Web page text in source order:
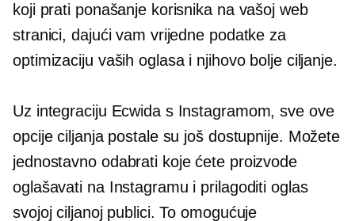
koji prati ponašanje korisnika na vašoj web
stranici, dajući vam vrijedne podatke za
optimizaciju vaših oglasa i njihovo bolje ciljanje.
Uz integraciju Ecwida s Instagramom, sve ove
opcije ciljanja postale su još dostupnije. Možete
jednostavno odabrati koje ćete proizvode
oglašavati na Instagramu i prilagoditi oglas
svojoj ciljanoj publici. To omogućuje